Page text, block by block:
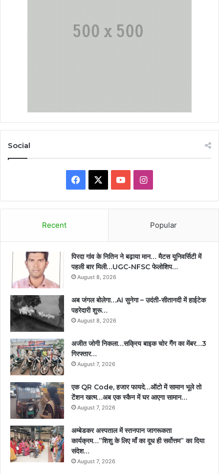
Social
Facebook YouTubeInstagram
Recent Popular
पिरदा गांव के नितिन ने बढ़ाया मान… मैटस यूनिवर्सिटी में
पहली बार मिली…UGC-NFSC फेलोशिप…
August 8, 2026
अब जंगल बोलेगा…AI सुनेगा – उदंती-सीतानदी में हाईटेक
पहरेदारी शुरू…
August 8, 2026
अजीत जोगी निकला…सक्रिय बाइक चोर गैंग का मेंबर…3
गिरफ्तार…
August 7, 2026
एक QR Code, हजार फायदे…ऑटो में सामान भूले तो
टेंशन खत्म…अब एक स्कैन में घर आएगा सामान…
August 7, 2026
अम्बेडकर अस्पताल में स्तनपान जागरूकता
कार्यक्रम…”शिशु के लिए माँ का दूध ही सर्वोत्तम” का दिया
संदेश…
August 7, 2026